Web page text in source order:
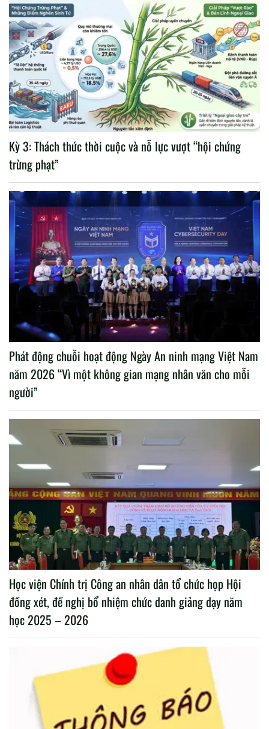
Kỳ 3: Thách thức thời cuộc và nỗ lực vượt “hội chứng
trừng phạt”
Phát động chuỗi hoạt động Ngày An ninh mạng Việt Nam
năm 2026 “Vì một không gian mạng nhân văn cho mỗi
người”
Học viện Chính trị Công an nhân dân tổ chức họp Hội
đồng xét, đề nghị bổ nhiệm chức danh giảng dạy năm
học 2025 – 2026